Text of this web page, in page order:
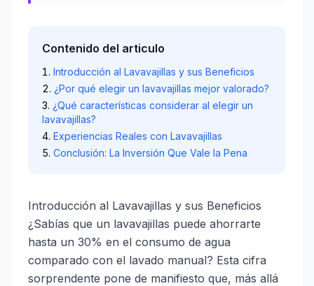
Contenido del articulo
Introducción al Lavavajillas y sus Beneficios
¿Por qué elegir un lavavajillas mejor valorado?
¿Qué características considerar al elegir un
lavavajillas?
Experiencias Reales con Lavavajillas
Conclusión: La Inversión Que Vale la Pena
Introducción al Lavavajillas y sus Beneficios
¿Sabías que un lavavajillas puede ahorrarte
hasta un 30% en el consumo de agua
comparado con el lavado manual? Esta cifra
sorprendente pone de manifiesto que, más allá